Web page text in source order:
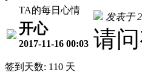
TA的每日心情
开心
2017-11-16 00:03
签到天数: 110 天
发表于
请